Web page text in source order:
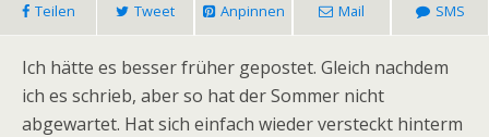
Teilen Tweet Anpinnen Mail SMS
Ich hätte es besser früher gepostet. Gleich nachdem
ich es schrieb, aber so hat der Sommer nicht
abgewartet. Hat sich einfach wieder versteckt hinterm